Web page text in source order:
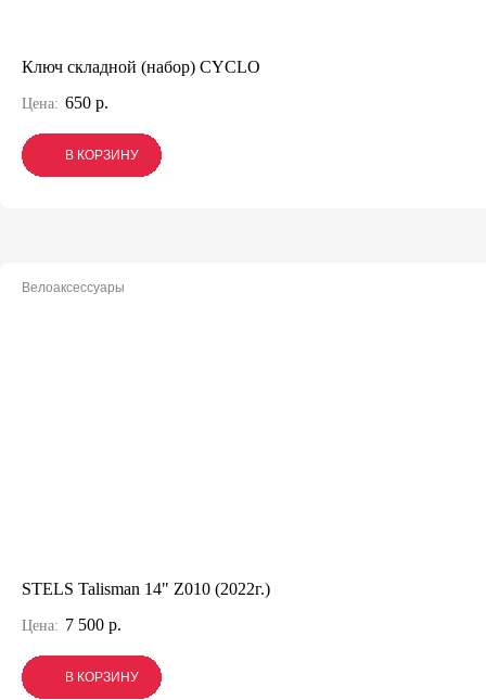
Ключ складной (набор) CYCLO
Цена: 650 р.
В КОРЗИНУ
В КОРЗИНУ
В КОРЗИНУ
Велоаксессуары
STELS Talisman 14" Z010 (2022г.)
Цена: 7 500 р.
В КОРЗИНУ
В КОРЗИНУ
В КОРЗИНУ